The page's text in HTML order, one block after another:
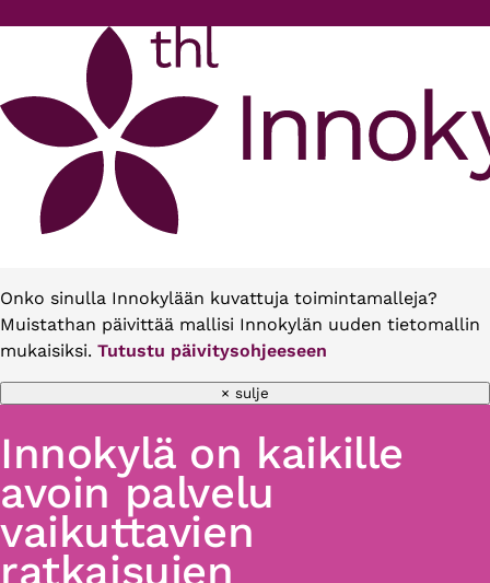
Onko sinulla Innokylään kuvattuja toimintamalleja?
Muistathan päivittää mallisi Innokylän uuden tietomallin
mukaisiksi. Tutustu päivitysohjeeseen
× sulje
Innokylä on kaikille
avoin palvelu
vaikuttavien
ratkaisujen